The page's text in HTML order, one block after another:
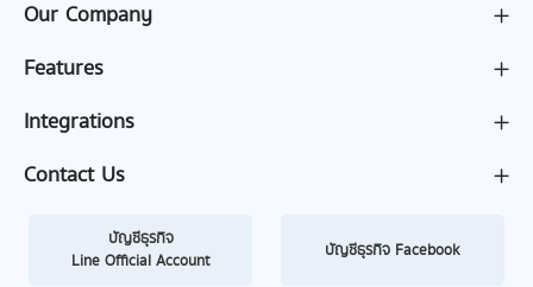
Our Company
Features
Integrations
Contact Us
บัญชีธุรกิจ
Line Official Account
บัญชีธุรกิจ Facebook